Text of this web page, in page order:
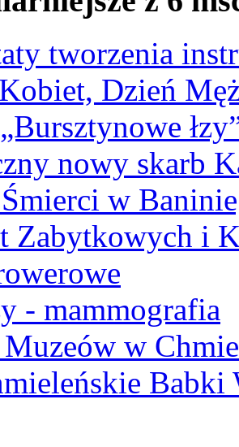
tworzenia
Dzień
nowy skarb
w
Zabytkowych i
- mammografia
w
Babki